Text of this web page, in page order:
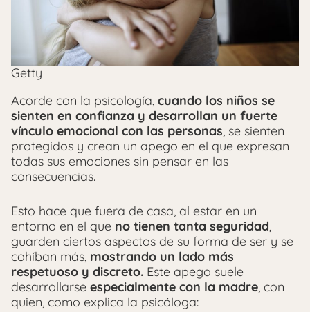
Getty
Acorde con la psicología, cuando los niños se
sienten en confianza y desarrollan un fuerte
vínculo emocional con las personas , se sienten
protegidos y crean un apego en el que expresan
todas sus emociones sin pensar en las
consecuencias.
Esto hace que fuera de casa, al estar en un
entorno en el que no tienen tanta seguridad
guarden ciertos aspectos de su forma de ser y se
cohíban más, mostrando un lado más
respetuoso y discreto. Este apego suele
desarrollarse especialmente con la madre , con
quien, como explica la psicóloga: